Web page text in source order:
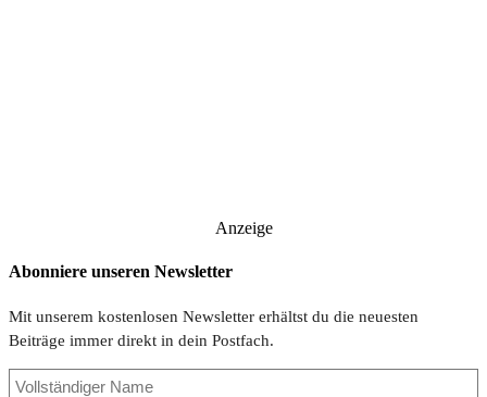
Anzeige
Abonniere unseren Newsletter
Mit unserem kostenlosen Newsletter erhältst du die neuesten
Beiträge immer direkt in dein Postfach.